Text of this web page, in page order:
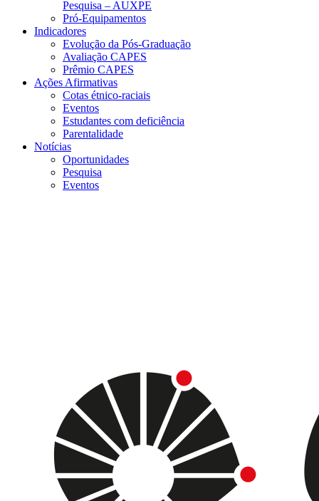
Pesquisa – AUXPE
Pró-Equipamentos
Indicadores
Evolução da Pós-Graduação
Avaliação CAPES
Prêmio CAPES
Ações Afirmativas
Cotas étnico-raciais
Eventos
Estudantes com deficiência
Parentalidade
Notícias
Oportunidades
Pesquisa
Eventos